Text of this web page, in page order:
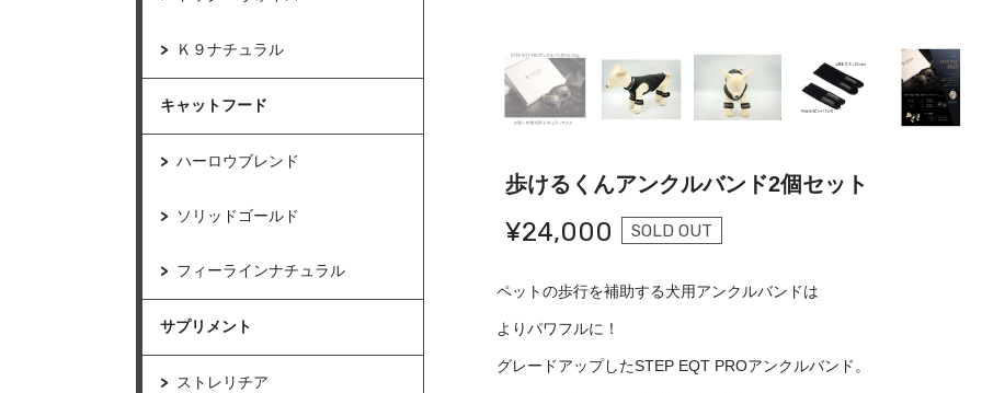
Ｋ９ナチュラル
キャットフード
ハーロウブレンド
ソリッドゴールド
フィーラインナチュラル
サプリメント
ストレリチア
歩けるくんアンクルバンド2個セット
¥24,000 SOLD OUT
ペットの歩行を補助する犬用アンクルバンドは
よりパワフルに！
グレードアップしたSTEP EQT PROアンクルバンド。